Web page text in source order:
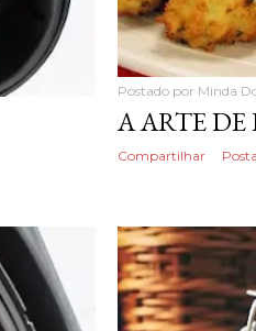
Postado por Minda
A ARTE
Compartilhar